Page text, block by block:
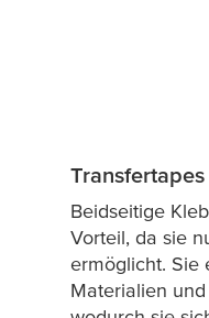
Transfertapes
Beidseitige
Vorteil, da sie
ermöglicht. Sie
Materialien